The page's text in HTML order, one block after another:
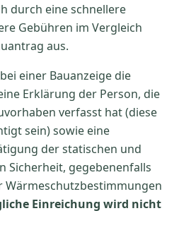
durch eine schnellere
Gebühren im Vergleich
aus.
einer Bauanzeige die
Erklärung der Person, die
verfasst hat (diese
sein) sowie eine
der statischen und
Sicherheit, gegebenenfalls
Wärmeschutzbestimmungen
Einreichung wird nicht